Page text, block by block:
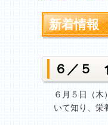
新着情報
６／５
６月５日（
いて知り、栄